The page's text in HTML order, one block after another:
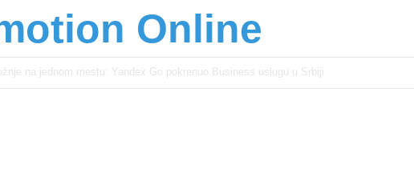
Online
mladima i Excel Grašić osnažuju mlade u regionu